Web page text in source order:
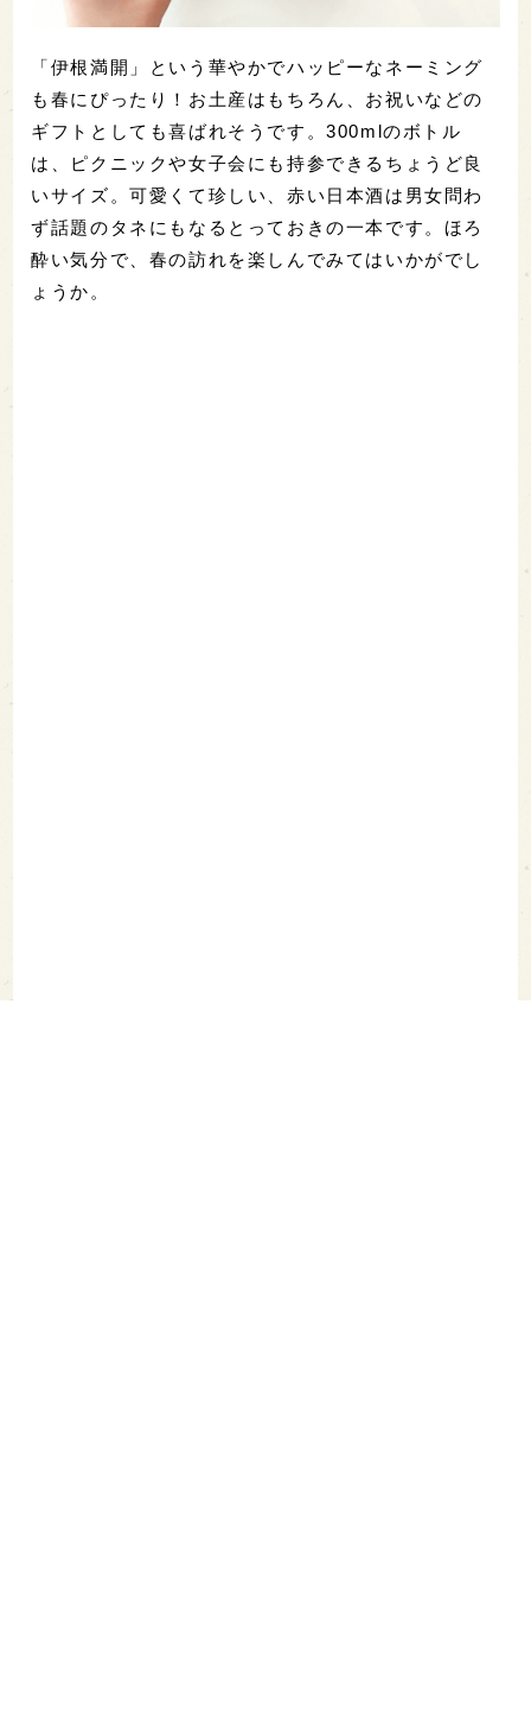
「伊根満開」という華やかでハッピーなネーミング
も春にぴったり！お土産はもちろん、お祝いなどの
ギフトとしても喜ばれそうです。300mlのボトル
は、ピクニックや女子会にも持参できるちょうど良
いサイズ。可愛くて珍しい、赤い日本酒は男女問わ
ず話題のタネにもなるとっておきの一本です。ほろ
酔い気分で、春の訪れを楽しんでみてはいかがでし
ょうか。